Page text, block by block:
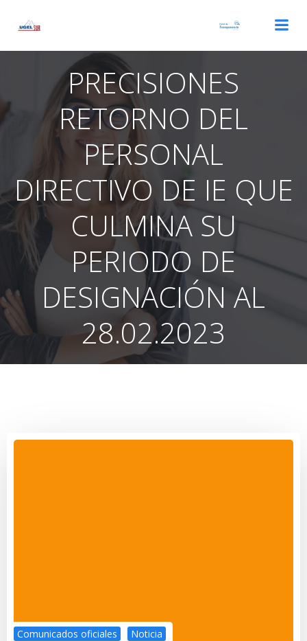
PRECISIONES
RETORNO DEL
PERSONAL
DIRECTIVO DE IE QUE
CULMINA SU
PERIODO DE
DESIGNACIÓN AL
28.02.2023
Comunicados oficiales Noticia